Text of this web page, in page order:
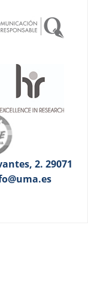
2. 29071